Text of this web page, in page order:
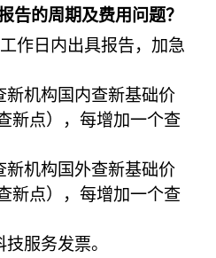
告的周期及费用问题？
作日内出具报告，加急
新机构国内查新基础价
新点），每增加一个查
新机构国外查新基础价
新点），每增加一个查
服务发票。